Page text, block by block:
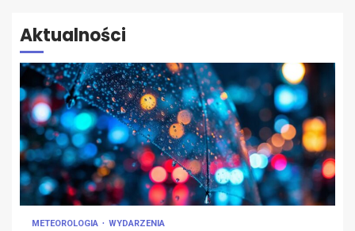
Aktualności
METEOROLOGIA WYDARZENIA